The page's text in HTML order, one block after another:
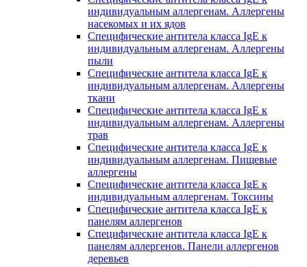
индивидуальным аллергенам. Аллергены
насекомых и их ядов
Специфические антитела класса IgE к
индивидуальным аллергенам. Аллергены
пыли
Специфические антитела класса IgE к
индивидуальным аллергенам. Аллергены
ткани
Специфические антитела класса IgE к
индивидуальным аллергенам. Аллергены
трав
Специфические антитела класса IgE к
индивидуальным аллергенам. Пищевые
аллергены
Специфические антитела класса IgE к
индивидуальным аллергенам. Токсины
Специфические антитела класса IgE к
панелям аллергенов
Специфические антитела класса IgE к
панелям аллергенов. Панели аллергенов
деревьев